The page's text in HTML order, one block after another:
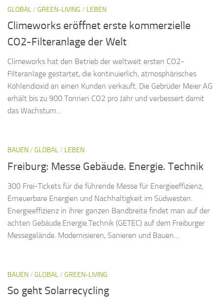
GLOBAL/ GREEN-LIVING / LEBEN
Climeworks eröffnet erste kommerzielle
CO2-Filteranlage der Welt
Climeworks hat den Betrieb der weltweit ersten CO2-
Filteranlage gestartet, die kontinuierlich, atmosphärisches
Kohlendioxid an einen Kunden verkauft. Die Gebrüder Meier AG
erhält bis zu 900 Tonnen CO2 pro Jahr und verbessert damit
das Wachstum...
BAUEN/ GLOBAL/ LEBEN
Freiburg: Messe Gebäude. Energie. Technik
300 Frei-Tickets für die führende Messe für Energieeffizienz,
Erneuerbare Energien und Nachhaltigkeit im Südwesten.
Energieeffizienz in ihrer ganzen Bandbreite findet man auf der
achten Gebäude.Energie.Technik (GETEC) auf dem Freiburger
Messegelände. Modernisieren, Sanieren und Bauen...
BAUEN/ GLOBAL/ GREEN-LIVING
So geht Solarrecycling